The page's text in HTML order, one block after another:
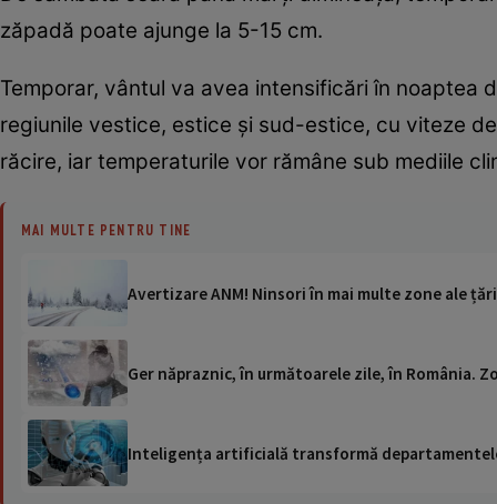
zăpadă poate ajunge la 5-15 cm.
Temporar, vântul va avea intensificări în noaptea
regiunile vestice, estice și sud-estice, cu viteze
răcire, iar temperaturile vor rămâne sub mediile
MAI MULTE PENTRU TINE
Avertizare ANM! Ninsori în mai multe zone ale
Ger năpraznic, în următoarele zile, în România.
Inteligența artificială transformă